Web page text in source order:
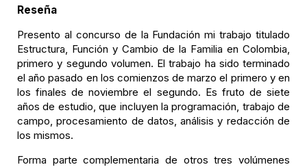
Reseña
Presento al concurso de la Fundación mi trabajo titulado
Estructura, Función y Cambio de la Familia en Colombia,
primero y segundo volumen. El trabajo ha sido terminado
el año pasado en los comienzos de marzo el primero y en
los finales de noviembre el segundo. Es fruto de siete
años de estudio, que incluyen la programación, trabajo de
campo, procesamiento de datos, análisis y redacción de
los mismos.
Forma parte complementaria de otros tres volúmenes